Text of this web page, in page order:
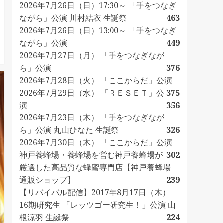
2026年7月26日（日）17:30～ 「手をつなぎ
ながら」公演 川村結衣 生誕祭
463
2026年7月26日（日）13:00～ 「手をつなぎ
ながら」公演
449
2026年7月27日（月） 「手をつなぎなが
ら」公演
376
2026年7月28日（火） 「ここからだ」公演
375
2026年7月29日（水） 「ＲＥＳＥＴ」公
演
356
2026年7月23日（木） 「手をつなぎなが
ら」公演 丸山ひなた 生誕祭
326
2026年7月30日（木） 「ここからだ」公演
302
神戸養蜂場・養蜂場を営む神戸養蜂場が
厳選した高品質な蜂蜜専門店【神戸養蜂場
通販ショップ】
239
【リバイバル配信】2017年8月17日（木）
16期研究生 「レッツゴー研究生！」公演 山
根涼羽 生誕祭
224